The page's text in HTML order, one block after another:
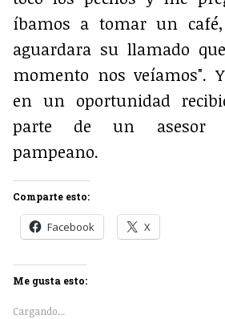
íbamos a tomar un
aguardara su llamado
momento nos veíamos".
en un oportunidad
parte de un asesor
pampeano.
Comparte esto:
Facebook X
Me gusta esto:
Cargando...